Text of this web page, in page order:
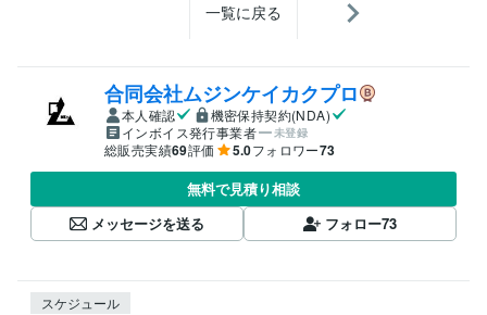
一覧に戻る
合同会社ムジンケイカクプロ
本人確認
機密保持契約(NDA)
インボイス発行事業者
未登録
総販売実績69評価 5.0フォロワー73
無料で見積り相談
メッセージを送る
フォロー73
スケジュール